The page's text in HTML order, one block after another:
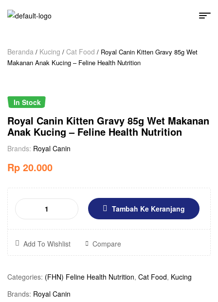
Beranda / Kucing / Cat Food / Royal Canin Kitten Gravy 85g Wet
Makanan Anak Kucing – Feline Health Nutrition
In Stock
Royal Canin Kitten Gravy 85g Wet Makanan
Anak Kucing – Feline Health Nutrition
Brands: Royal Canin
Rp 20.000
Tambah Ke Keranjang
Add To Wishlist Compare
Categories: (FHN) Feline Health Nutrition, Cat Food, Kucing
Brands: Royal Canin